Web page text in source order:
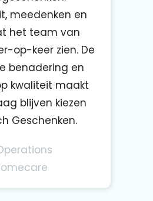
meedenken en
het team van
op-keer zien. De
benadering en
kwaliteit maakt
blijven kiezen
Geschenken.